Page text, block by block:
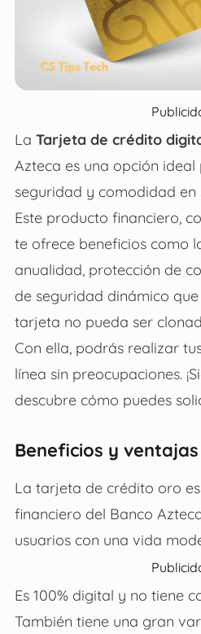
La Tarjeta de crédito
Azteca es una opción ideal
seguridad y comodidad en
Este producto financiero,
te ofrece beneficios como
anualidad, protección de
de seguridad dinámico
tarjeta no pueda ser
Con ella, podrás realizar
línea sin preocupaciones.
descubre cómo puedes
Beneficios y
La tarjeta de crédito oro
financiero del Banco
usuarios con una vida
Es 100% digital y no tiene
También tiene una gran